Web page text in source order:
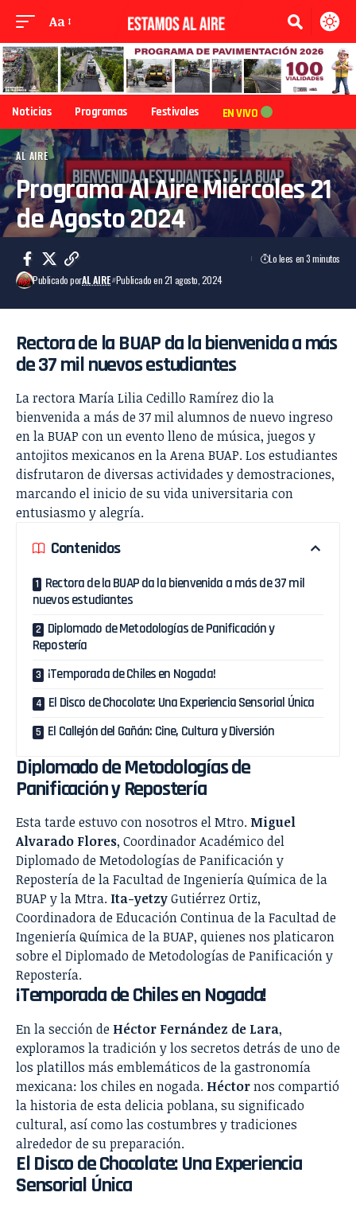
Aa
Noticias Programas Festivales EN VIVO
AL AIRE
Programa Al Aire Miércoles 21
de Agosto 2024
Publicado porAL AIRE Publicado en 21 agosto, 2024
Lo lees en 3 minutos
Rectora de la BUAP da la bienvenida a más
de 37 mil nuevos estudiantes
La rectora María Lilia Cedillo Ramírez dio la
bienvenida a más de 37 mil alumnos de nuevo ingreso
en la BUAP con un evento lleno de música, juegos y
antojitos mexicanos en la Arena BUAP. Los estudiantes
disfrutaron de diversas actividades y demostraciones,
marcando el inicio de su vida universitaria con
entusiasmo y alegría.
Contenidos
Rectora de la BUAP da la bienvenida a más de 37 mil
nuevos estudiantes
Diplomado de Metodologías de Panificación y
Repostería
¡Temporada de Chiles en Nogada!
El Disco de Chocolate: Una Experiencia Sensorial Única
El Callejón del Gañán: Cine, Cultura y Diversión
Diplomado de Metodologías de
Panificación y Repostería
Esta tarde estuvo con nosotros el Mtro. Miguel
Alvarado Flores, Coordinador Académico del
Diplomado de Metodologías de Panificación y
Repostería de la Facultad de Ingeniería Química de la
BUAP y la Mtra. Ita-yetzyGutiérrez Ortiz,
Coordinadora de Educación Continua de la Facultad de
Ingeniería Química de la BUAP, quienes nos platicaron
sobre el Diplomado de Metodologías de Panificación y
Repostería.
¡Temporada de Chiles en Nogada!
En la sección de Héctor Fernández de Lara,
exploramos la tradición y los secretos detrás de uno de
los platillos más emblemáticos de la gastronomía
mexicana: los chiles en nogada. Héctornos compartió
la historia de esta delicia poblana, su significado
cultural, así como las costumbres y tradiciones
alrededor de su preparación.
El Disco de Chocolate: Una Experiencia
Sensorial Única